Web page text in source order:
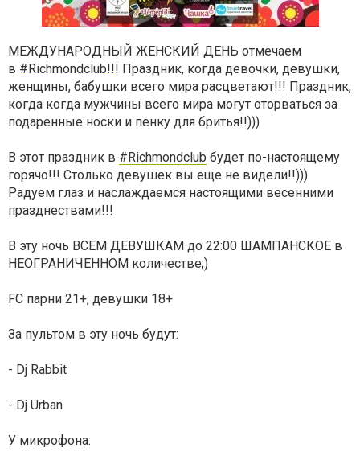
МЕЖДУНАРОДНЫЙ ЖЕНСКИЙ ДЕНЬ отмечаем
в #Richmondclub!!! Праздник, когда девочки, девушки,
женщины, бабушки всего мира расцветают!!! Праздник,
когда когда мужчины всего мира могут оторваться за
подаренные носки и пенку для бритья!!)))
В этот праздник в #Richmondclub будет по-настоящему
горячо!!! Столько девушек вы еще не видели!!)))
Радуем глаз и наслаждаемся настоящими весенними
празднествами!!!
В эту ночь ВСЕМ ДЕВУШКАМ до 22:00 ШАМПАНСКОЕ в
НЕОГРАНИЧЕННОМ количестве;)
FC парни 21+, девушки 18+
За пультом в эту ночь будут:
- Dj Rabbit
- Dj Urban
У микрофона: